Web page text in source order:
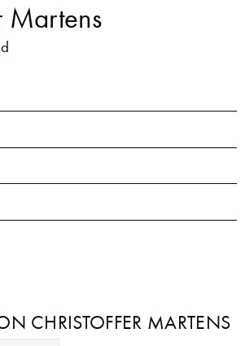
Martens
CHRISTOFFER MARTENS